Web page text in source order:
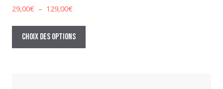
29,00€ – 129,00€Plage
prix :
29,00€
à
Choix des options
Ce
a